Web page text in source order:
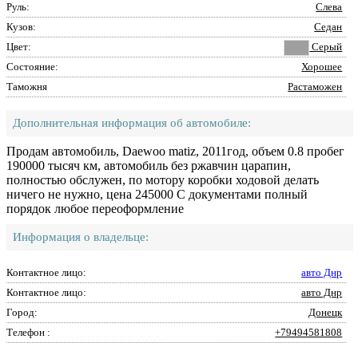
Руль:
Слева
Кузов:
Седан
Цвет:
Серый
Состояние:
Хорошее
Таможня
Растаможен
Дополнительная информация об автомобиле:
Продам автомобиль, Daewoo matiz, 2011год, объем 0.8 пробег
190000 тысяч км, автомобиль без ржавчин царапин,
полностью обслужен, по мотору коробки ходовой делать
ничего не нужно, цена 245000 С документами полный
порядок любое переоформление
Информация о владельце:
Контактное лицо:
авто Днр
Контактное лицо:
авто Днр
Город:
Донецк
Телефон :
+79494581808